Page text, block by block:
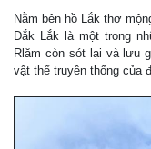
Nằm bên hồ Lắk thơ
Đắk Lắk là một trong
Rlăm còn sót lại và lưu
vật thể truyền thống của